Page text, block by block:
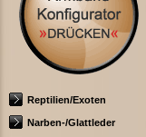
Reptilien/Exoten
Narben-/Glattleder